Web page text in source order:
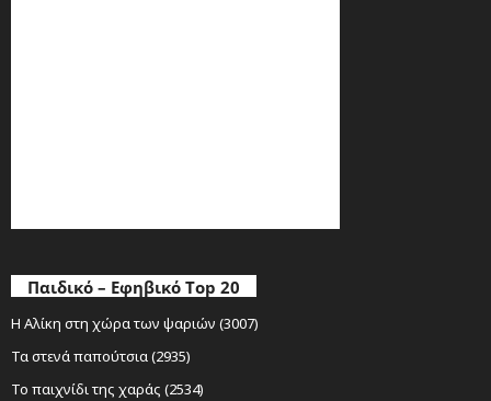
Παιδικό – Εφηβικό Top 20
Η Αλίκη στη χώρα των ψαριών (3007)
Τα στενά παπούτσια (2935)
Το παιχνίδι της χαράς (2534)